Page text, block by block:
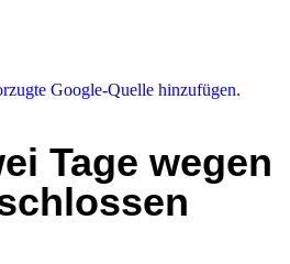
Google-Quelle hinzufügen.
Tage wegen